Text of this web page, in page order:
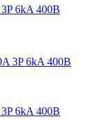
6kA 400В
6kA 400В